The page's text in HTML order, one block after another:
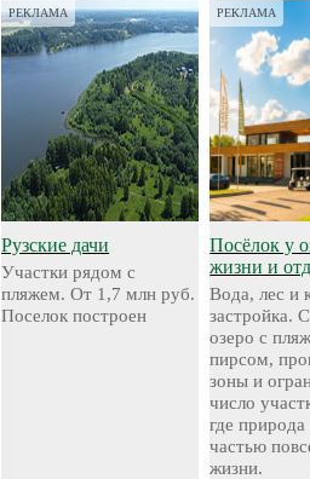
РЕКЛАМА
Рузские дачи
Участки рядом с
пляжем. От 1,7 млн руб.
Поселок построен
РЕКЛАМА
Посёлок у
жизни и
Вода, лес и
застройка.
озеро с
пирсом,
зоны и
число
где природа
частью
жизни.